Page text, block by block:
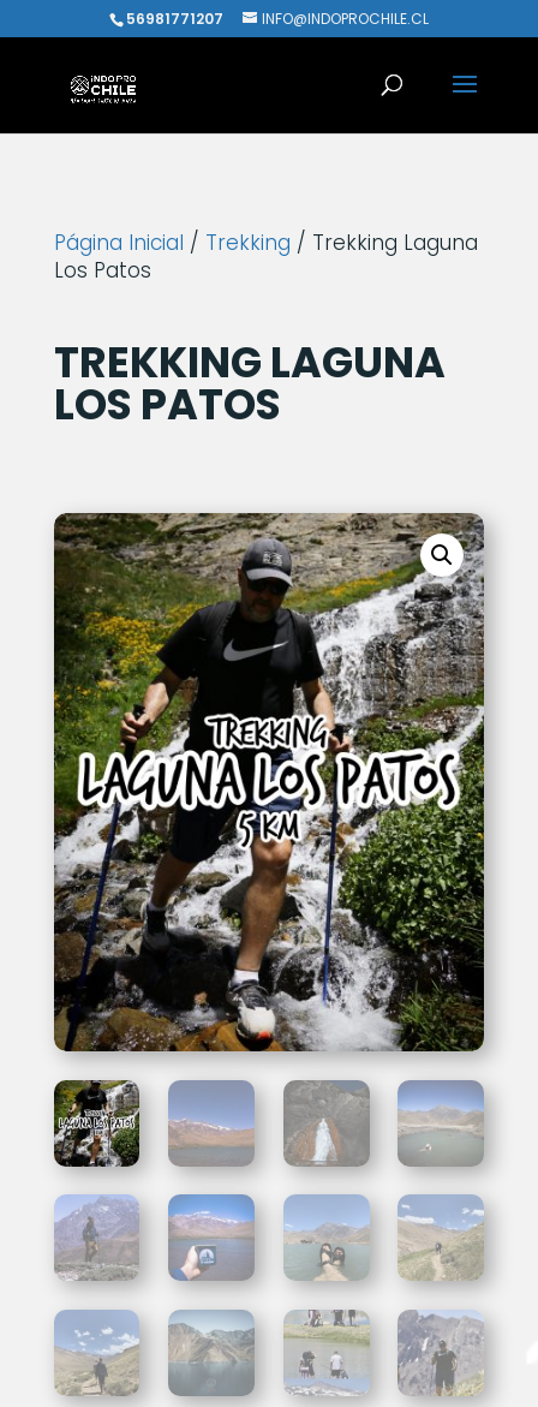
56981771207 INFO@INDOPROCHILE.CL
Página Inicial / Trekking / Trekking Laguna
Los Patos
TREKKING LAGUNA
LOS PATOS